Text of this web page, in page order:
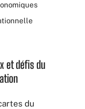
et défis du
du